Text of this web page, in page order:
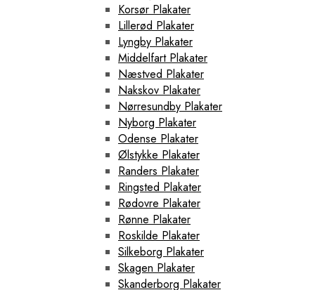
Korsør Plakater
Lillerød Plakater
Lyngby Plakater
Middelfart Plakater
Næstved Plakater
Nakskov Plakater
Nørresundby Plakater
Nyborg Plakater
Odense Plakater
Ølstykke Plakater
Randers Plakater
Ringsted Plakater
Rødovre Plakater
Rønne Plakater
Roskilde Plakater
Silkeborg Plakater
Skagen Plakater
Skanderborg Plakater